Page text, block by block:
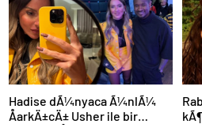
Hadise dÃ¼nyaca Ã¼nlÃ¼
ÅarkÄ±cÄ± Usher ile bir